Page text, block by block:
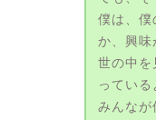
僕は、僕
か、興味
世の中を
っている
みんなが